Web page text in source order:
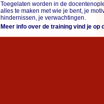
Toegelaten worden in de
alles te maken met wie je bent, je
hindernissen, je verwachtingen.
Meer info over de training vind je op